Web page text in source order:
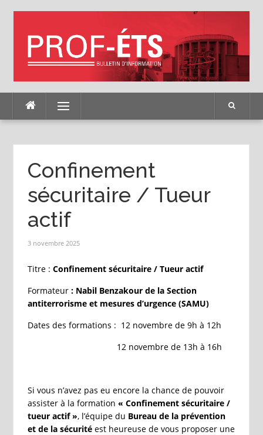
Menu
Confinement
sécuritaire / Tueur
actif
3 novembre 2025
Titre : Confinement sécuritaire / Tueur actif
Formateur: Nabil Benzakour de la Section
antiterrorisme et mesures d’urgence (SAMU)
Dates des formations : 12 novembre de 9h à 12h
12 novembre de 13h à 16h
Si vous n’avez pas eu encore la chance de pouvoir
assister à la formation « Confinement sécuritaire /
tueur actif », l’équipe du Bureau de la prévention
et de la sécurité est heureuse de vous proposer une